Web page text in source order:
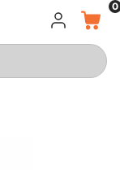
LOG INDKURV
0